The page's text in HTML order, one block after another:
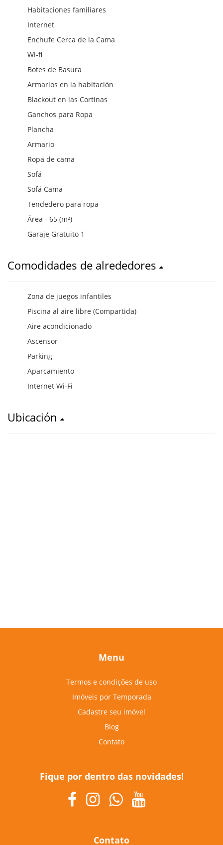
Habitaciones familiares
Internet
Enchufe Cerca de la Cama
Wi-fi
Botes de Basura
Armarios en la habitación
Blackout en las Cortinas
Ganchos para Ropa
Plancha
Armario
Ropa de cama
Sofá
Sofá Cama
Tendedero para ropa
Área - 65 (m²)
Garaje Gratuito 1
Comodidades de alrededores
Zona de juegos infantiles
Piscina al aire libre (Compartida)
Aire acondicionado
Ascensor
Parking
Aparcamiento
Internet Wi-Fi
Ubicación
Menu
Termos e condições de uso
Imóveis por Temporada
Cadastre seu imóvel
Blog
Contato
Fique por dentro das novidades!
Contato